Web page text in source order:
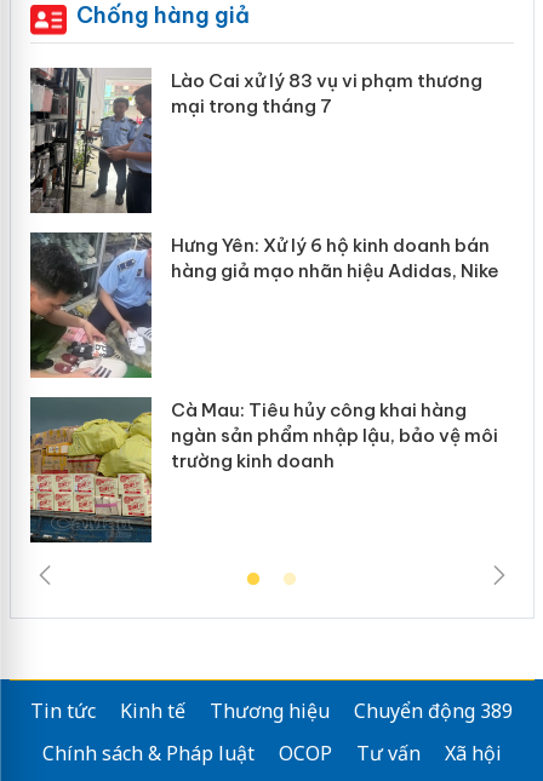
Chống hàng giả
Lào Cai xử lý 83 vụ vi phạm thương
mại trong tháng 7
Hưng Yên: Xử lý 6 hộ kinh doanh bán
hàng giả mạo nhãn hiệu Adidas, Nike
Cà Mau: Tiêu hủy công khai hàng
ngàn sản phẩm nhập lậu, bảo vệ môi
trường kinh doanh
Tin tức Kinh tế Thương hiệu
Chuyển động 389
Chính sách & Pháp luật
OCOP Tư vấn
Xã hội